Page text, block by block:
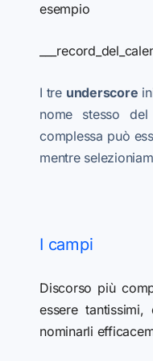
esempio
I tre underscore
nome stesso
complessa può
mentre
I campi
Discorso più
essere
nominarli